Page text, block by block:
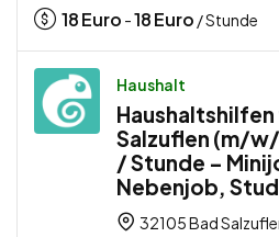
18Euro -18Euro / Stunde
Haushalt
Haushaltshilfen
Salzuflen (m/
/ Stunde –
Nebenjob,
32105 Bad